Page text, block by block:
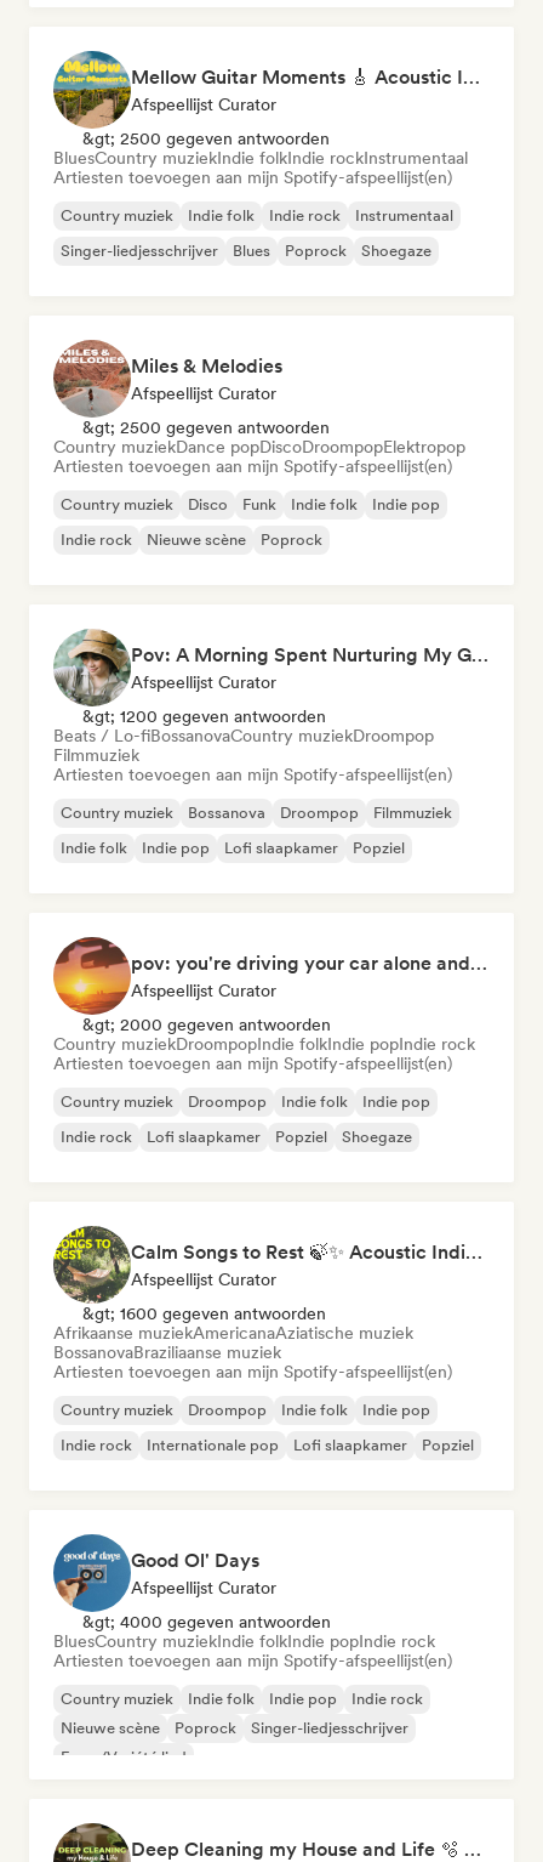
Mellow Guitar Moments 🎸 Acoustic Indie Folk & Singer-Songwriter
Afspeellijst Curator
&gt; 2500 gegeven antwoorden
BluesCountry muziekIndie folkIndie rockInstrumentaal
Artiesten toevoegen aan mijn Spotify-afspeellijst(en)
Country muziek Indie folk Indie rock
Instrumentaal
Singer-liedjesschrijver
Blues Poprock Shoegaze
Miles & Melodies
Afspeellijst Curator
&gt; 2500 gegeven antwoorden
Country muziekDance popDiscoDroompopElektropop
Artiesten toevoegen aan mijn Spotify-afspeellijst(en)
Country muziek Disco Funk Indie folk
Indie pop
Indie rock
Nieuwe scène Poprock
Pov: A Morning Spent Nurturing My Garden
Afspeellijst Curator
&gt; 1200 gegeven antwoorden
Beats / Lo-fiBossanovaCountry muziekDroompop
Filmmuziek
Artiesten toevoegen aan mijn Spotify-afspeellijst(en)
Country muziek Bossanova Droompop
Filmmuziek
Indie folk
Indie pop Lofi slaapkamer Popziel
pov: you're driving your car alone and it's golden hour
Afspeellijst Curator
&gt; 2000 gegeven antwoorden
Country muziekDroompopIndie folkIndie popIndie rock
Artiesten toevoegen aan mijn Spotify-afspeellijst(en)
Country muziek Droompop Indie folk
Indie pop
Indie rock
Lofi slaapkamer Popziel Shoegaze
Calm Songs to Rest 🍃✨ Acoustic Indie Folk & Singer-Songwriter
Afspeellijst Curator
&gt; 1600 gegeven antwoorden
Afrikaanse muziekAmericanaAziatische muziek
BossanovaBraziliaanse muziek
Artiesten toevoegen aan mijn Spotify-afspeellijst(en)
Country muziek Droompop Indie folk
Indie pop
Indie rock
Internationale pop Lofi slaapkamer Popziel
Good Ol' Days
Afspeellijst Curator
&gt; 4000 gegeven antwoorden
BluesCountry muziekIndie folkIndie popIndie rock
Artiesten toevoegen aan mijn Spotify-afspeellijst(en)
Country muziek Indie folk Indie pop
Indie rock
Nieuwe scène
Poprock
Singer-liedjesschrijver
Frans/Variété lied
Deep Cleaning my House and Life 🫧 Bedroom Pop & Indie Pop